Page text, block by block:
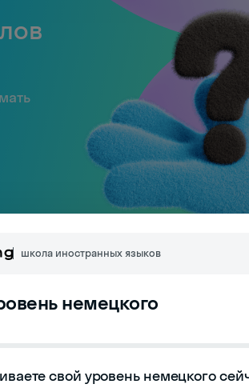
этикета на
школа иностранных языков
немецкого
свой уровень немецкого